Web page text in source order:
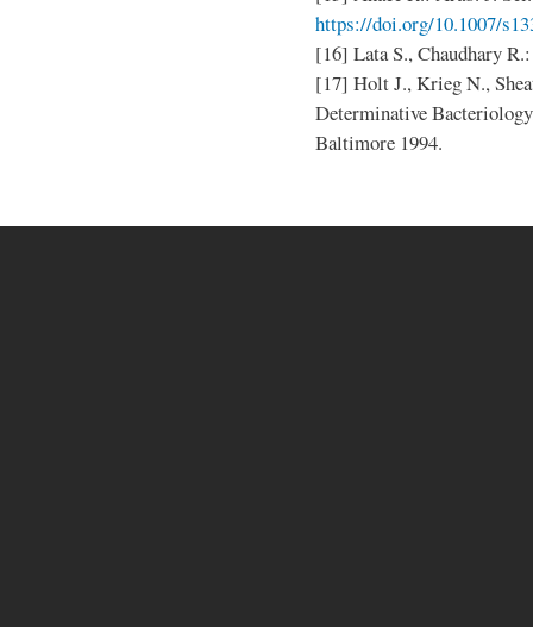
https://doi.org/10.1007/
[16] Lata S., Chaudhary
[17] Holt J., Krieg N.,
Determinative
Baltimore 1994.